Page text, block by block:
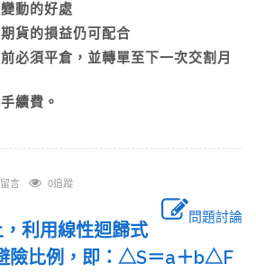
動的好處
貨的損益仍可配合
必須平倉，並轉單至下一次交割月
續費。
言 0追蹤
問題討論
利用線性迴歸式
險比例，即：△S＝a＋b△F